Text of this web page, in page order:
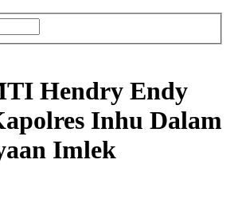
Hendry Endy
Inhu Dalam
Imlek